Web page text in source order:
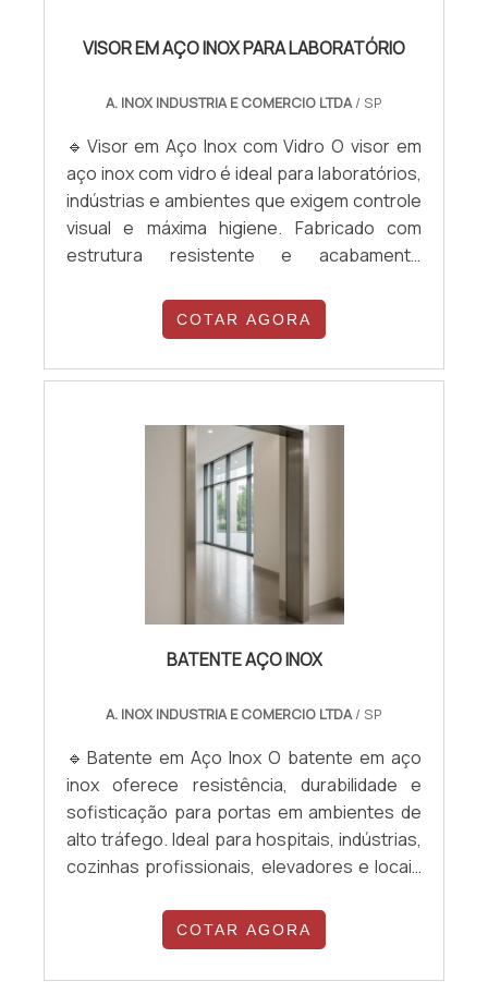
VISOR EM AÇO INOX PARA LABORATÓRIO
A. INOX INDUSTRIA E COMERCIO LTDA/ SP
🔹Visor em Aço Inox com Vidro O visor em
aço inox com vidro é ideal para laboratórios,
indústrias e ambientes que exigem controle
visual e máxima higiene. Fabricado com
estrutura resistente e acabamento
ambientes internos, sem comprometer a
vedação e a assepsia. Durável, fácil de
limpar e com design funcional para áreas
COTAR AGORA
BATENTE AÇO INOX
A. INOX INDUSTRIA E COMERCIO LTDA/ SP
🔹Batente em Aço Inox O batente em aço
inox oferece resistência, durabilidade e
sofisticação para portas em ambientes de
alto tráfego. Ideal para hospitais, indústrias,
cozinhas profissionais, elevadores e locais
e corrosão. Seu acabamento moderno
valoriza o espaço e garante fácil
manutenção e longa vida útil.
COTAR AGORA